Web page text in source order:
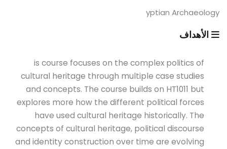
yptian Archaeology
الأهداف
is course focuses on the complex politics of
cultural heritage through multiple case studies
and concepts. The course builds on HT1011 but
explores more how the different political forces
have used cultural heritage historically. The
concepts of cultural heritage, political discourse
and identity construction over time are evolving